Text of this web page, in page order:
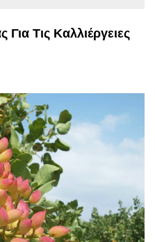
Τις Καλλιέργειες